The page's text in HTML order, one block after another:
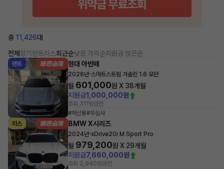
총 11,426대
전체 장기렌트리스최근순낮은 가격순지원금 많은순
렌트 현대 아반떼
2026년·스마트스트림 가솔린 1.6 모던
월 601,000원 X 38개월
지원금1,000,000원
조회 311 방금전
#저신용#무심사
리스
BMW X시리즈
2024년·xDrive20i M Sport Pro
월 979,200원 X 29개월
지원금7,660,000원
조회 2,940방금전